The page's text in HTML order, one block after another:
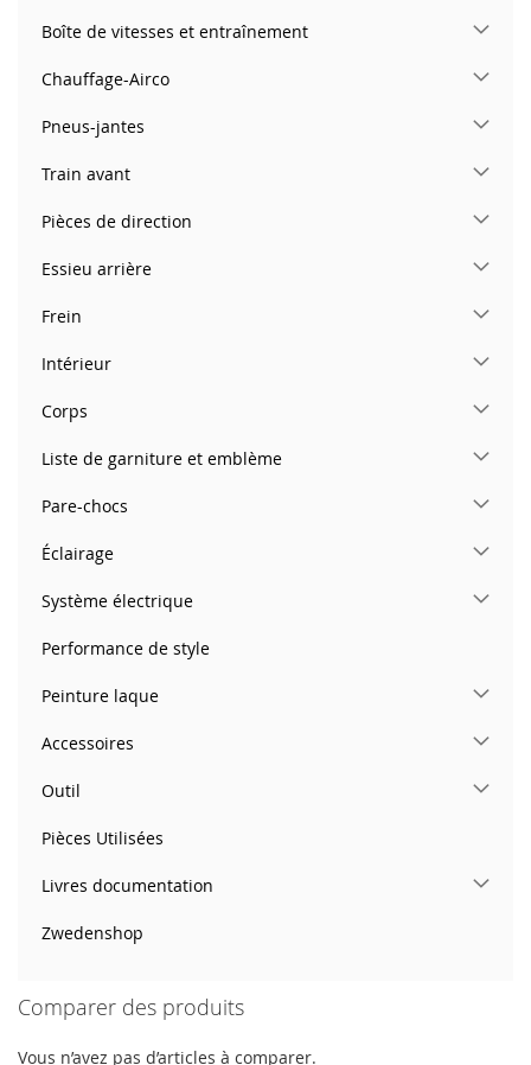
Boîte de vitesses et entraînement
Chauffage-Airco
Pneus-jantes
Train avant
Pièces de direction
Essieu arrière
Frein
Intérieur
Corps
Liste de garniture et emblème
Pare-chocs
Éclairage
Système électrique
Performance de style
Peinture laque
Accessoires
Outil
Pièces Utilisées
Livres documentation
Zwedenshop
Comparer des produits
Vous n’avez pas d’articles à comparer.